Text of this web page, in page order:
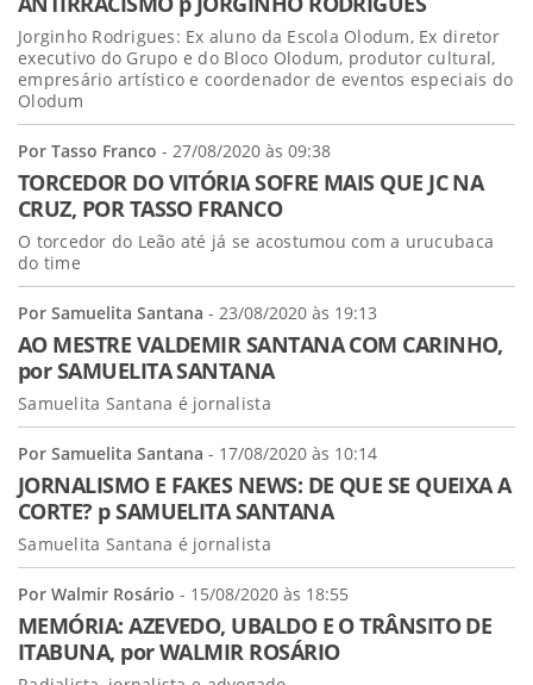
Jorginho Rodrigues: Ex aluno da Escola Olodum, Ex diretor
executivo do Grupo e do Bloco Olodum, produtor cultural,
empresário artístico e coordenador de eventos especiais do
Olodum
Por Tasso Franco - 27/08/2020 às 09:38
TORCEDOR DO VITÓRIA SOFRE MAIS QUE JC NA
CRUZ, POR TASSO FRANCO
O torcedor do Leão até já se acostumou com a urucubaca
do time
Por Samuelita Santana - 23/08/2020 às 19:13
AO MESTRE VALDEMIR SANTANA COM CARINHO,
por SAMUELITA SANTANA
Samuelita Santana é jornalista
Por Samuelita Santana - 17/08/2020 às 10:14
JORNALISMO E FAKES NEWS: DE QUE SE QUEIXA A
CORTE? p SAMUELITA SANTANA
Samuelita Santana é jornalista
Por Walmir Rosário - 15/08/2020 às 18:55
MEMÓRIA: AZEVEDO, UBALDO E O TRÂNSITO DE
ITABUNA, por WALMIR ROSÁRIO